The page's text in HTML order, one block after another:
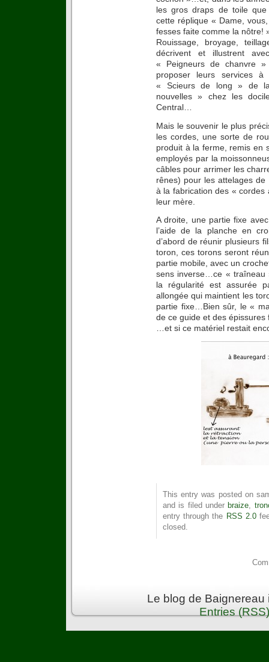
les gros draps de toile que
cette réplique « Dame,
fesses faite comme la nôtre!
Rouissage, broyage,
décrivent et illustrent
« Peigneurs de chanvre
proposer leurs services à
« Scieurs de long » de
nouvelles » chez les
Central…
Mais le souvenir le plus
les cordes, une sorte de
produit à la ferme, remis en
employés par la
câbles pour arrimer les
rênes) pour les attelages
à la fabrication des «
leur mère.
A droite, une partie fixe
l’aide de la planche en
d’abord de réunir plusieurs
toron, ces torons seront
partie mobile, avec un
sens inverse…ce « traîneau
la régularité est assurée
allongée qui maintient les
partie fixe…Bien sûr, le «
de ce guide et des épissures
…et si ce matériel restait
This entry was posted on
and is filed under braize
entry through the RSS 2.0
closed.
Le blog de
Entries (RSS)